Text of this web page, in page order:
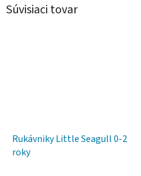
Súvisiaci tovar
Rukávniky Little Seagull 0-2
roky